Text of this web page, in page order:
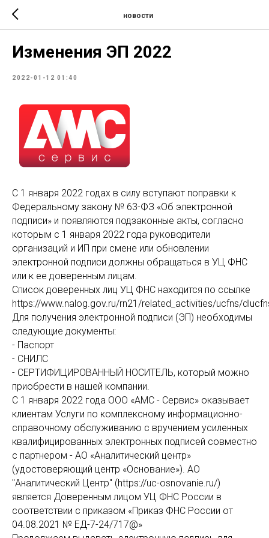
новости
Изменения ЭП 2022
2022-01-12 01:40
С 1 января 2022 годах в силу вступают поправки к
Федеральному закону № 63-ФЗ «Об электронной
подписи» и появляются подзаконные акты, согласно
которым с 1 января 2022 года руководители
организаций и ИП при смене или обновлении
электронной подписи должны обращаться в УЦ ФНС
или к ее доверенным лицам.
Список доверенных лиц УЦ ФНС находится по ссылке
https://www.nalog.gov.ru/rn21/related_activities/ucfns/
Для получения электронной подписи (ЭП) необходимы
следующие документы:
- Паспорт
- СНИЛС
- СЕРТИФИЦИРОВАННЫЙ НОСИТЕЛЬ, который можно
приобрести в нашей компании.
C 1 января 2022 года ООО «АМС - Сервис» оказывает
клиентам Услуги по комплексному информационно-
справочному обслуживанию с вручением усиленных
квалифицированных электронных подписей совместно
с партнером - АО «Аналитический центр»
(удостоверяющий центр «Основание»). АО
"Аналитический Центр" (https://uc-osnovanie.ru/)
является Доверенным лицом УЦ ФНС России в
соответствии с приказом «Приказ ФНС России от
04.08.2021 № ЕД-7-24/717@»